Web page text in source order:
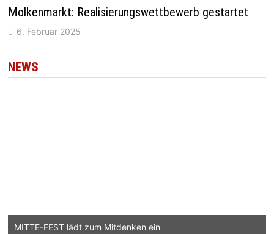
Molkenmarkt: Realisierungswettbewerb gestartet
6. Februar 2025
NEWS
MITTE-FEST lädt zum Mitdenken ein